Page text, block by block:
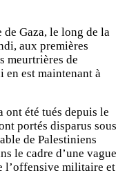
de Gaza, le long de la
aux premières
meurtrières de
est maintenant à
ont été tués depuis le
portés disparus sous
de Palestiniens
le cadre d’une vague
l’offensive militaire et